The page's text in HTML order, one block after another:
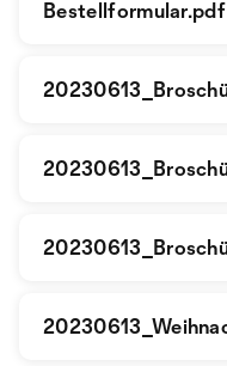
Bestellformular.pdf